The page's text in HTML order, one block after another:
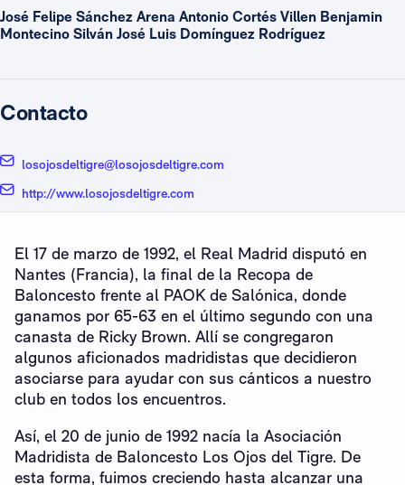
José Felipe Sánchez Arena Antonio Cortés Villen Benjamin
Montecino Silván José Luis Domínguez Rodríguez
Contacto
losojosdeltigre@losojosdeltigre.com
http://www.losojosdeltigre.com
El 17 de marzo de 1992, el Real Madrid disputó en
Nantes (Francia), la final de la Recopa de
Baloncesto frente al PAOK de Salónica, donde
ganamos por 65-63 en el último segundo con una
canasta de Ricky Brown. Allí se congregaron
algunos aficionados madridistas que decidieron
asociarse para ayudar con sus cánticos a nuestro
club en todos los encuentros.
Así, el 20 de junio de 1992 nacía la Asociación
Madridista de Baloncesto Los Ojos del Tigre. De
esta forma, fuimos creciendo hasta alcanzar una